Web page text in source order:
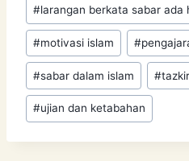
#larangan berkata sabar ada
#motivasi islam #
#sabar dalam islam #
#ujian dan ketabahan